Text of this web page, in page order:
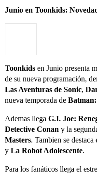
Junio en Toonkids:
Toonkids en Junio presenta
de su nueva programación,
Las Aventuras de Sonic,
nueva temporada de
Ademas llega G.I. Joe:
Detective Conan y la
Masters. Tambien se
y La Robot Adolescente.
Para los fanáticos llega el